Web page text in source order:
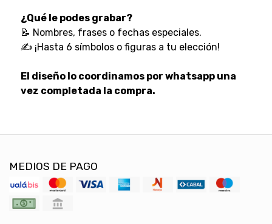
¿Qué le podes grabar?
📝 Nombres, frases o fechas especiales.
✍️ ¡Hasta 6 símbolos o figuras a tu elección!
El diseño lo coordinamos por whatsapp una
vez completada la compra.
MEDIOS DE PAGO